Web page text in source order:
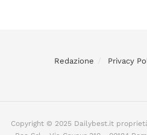
Redazione Privacy
Copyright © 2025 Dailybest.it